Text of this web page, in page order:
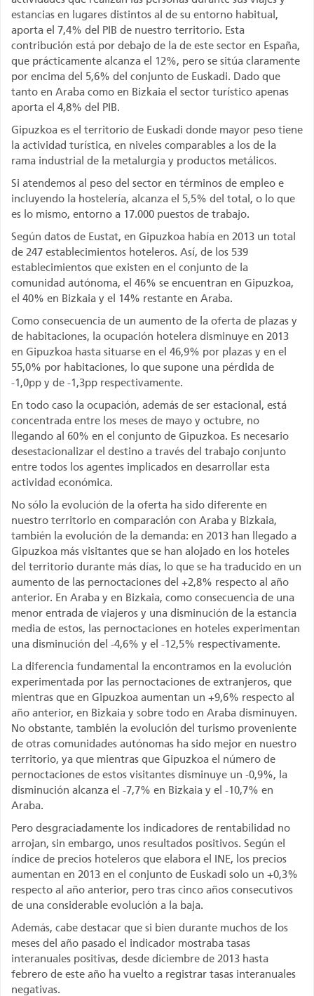
estancias en lugares distintos al de su entorno habitual,
aporta el 7,4% del PIB de nuestro territorio. Esta
contribución está por debajo de la de este sector en España,
que prácticamente alcanza el 12%, pero se sitúa claramente
por encima del 5,6% del conjunto de Euskadi. Dado que
tanto en Araba como en Bizkaia el sector turístico apenas
aporta el 4,8% del PIB.
Gipuzkoa es el territorio de Euskadi donde mayor peso tiene
la actividad turística, en niveles comparables a los de la
rama industrial de la metalurgia y productos metálicos.
Si atendemos al peso del sector en términos de empleo e
incluyendo la hostelería, alcanza el 5,5% del total, o lo que
es lo mismo, entorno a 17.000 puestos de trabajo.
Según datos de Eustat, en Gipuzkoa había en 2013 un total
de 247 establecimientos hoteleros. Así, de los 539
establecimientos que existen en el conjunto de la
comunidad autónoma, el 46% se encuentran en Gipuzkoa,
el 40% en Bizkaia y el 14% restante en Araba.
Como consecuencia de un aumento de la oferta de plazas y
de habitaciones, la ocupación hotelera disminuye en 2013
en Gipuzkoa hasta situarse en el 46,9% por plazas y en el
55,0% por habitaciones, lo que supone una pérdida de
-1,0pp y de -1,3pp respectivamente.
En todo caso la ocupación, además de ser estacional, está
concentrada entre los meses de mayo y octubre, no
llegando al 60% en el conjunto de Gipuzkoa. Es necesario
desestacionalizar el destino a través del trabajo conjunto
entre todos los agentes implicados en desarrollar esta
actividad económica.
No sólo la evolución de la oferta ha sido diferente en
nuestro territorio en comparación con Araba y Bizkaia,
también la evolución de la demanda: en 2013 han llegado a
Gipuzkoa más visitantes que se han alojado en los hoteles
del territorio durante más días, lo que se ha traducido en un
aumento de las pernoctaciones del +2,8% respecto al año
anterior. En Araba y en Bizkaia, como consecuencia de una
menor entrada de viajeros y una disminución de la estancia
media de estos, las pernoctaciones en hoteles experimentan
una disminución del -4,6% y el -12,5% respectivamente.
La diferencia fundamental la encontramos en la evolución
experimentada por las pernoctaciones de extranjeros, que
mientras que en Gipuzkoa aumentan un +9,6% respecto al
año anterior, en Bizkaia y sobre todo en Araba disminuyen.
No obstante, también la evolución del turismo proveniente
de otras comunidades autónomas ha sido mejor en nuestro
territorio, ya que mientras que Gipuzkoa el número de
pernoctaciones de estos visitantes disminuye un -0,9%, la
disminución alcanza el -7,7% en Bizkaia y el -10,7% en
Araba.
Pero desgraciadamente los indicadores de rentabilidad no
arrojan, sin embargo, unos resultados positivos. Según el
índice de precios hoteleros que elabora el INE, los precios
aumentan en 2013 en el conjunto de Euskadi solo un +0,3%
respecto al año anterior, pero tras cinco años consecutivos
de una considerable evolución a la baja.
Además, cabe destacar que si bien durante muchos de los
meses del año pasado el indicador mostraba tasas
interanuales positivas, desde diciembre de 2013 hasta
febrero de este año ha vuelto a registrar tasas interanuales
negativas.